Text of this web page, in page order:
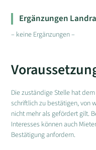
Ergänzungen
– keine Ergänzungen –
Die zuständige Stelle hat
schriftlich zu bestätigen, von
nicht mehr als gefördert gilt.
Interesses können auch
Bestätigung anfordern.